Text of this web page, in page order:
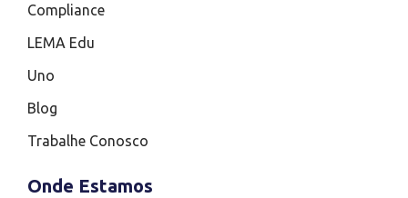
Compliance
LEMA Edu
Uno
Blog
Trabalhe Conosco
Onde Estamos